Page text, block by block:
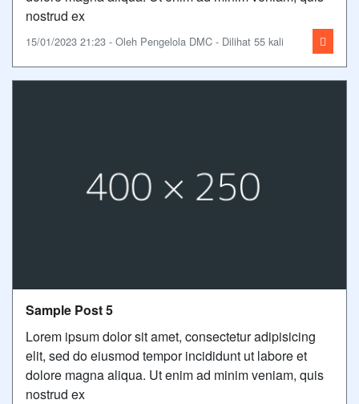
nostrud ex
15/01/2023 21:23 - Oleh Pengelola DMC - Dilihat 55 kali
Sample Post 5
Lorem ipsum dolor sit amet, consectetur adipisicing
elit, sed do eiusmod tempor incididunt ut labore et
dolore magna aliqua. Ut enim ad minim veniam, quis
nostrud ex